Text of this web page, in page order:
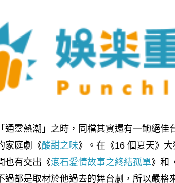
通靈熱潮」之時，同檔其實還有一齣絕佳
家庭劇《酸甜之味》。在《16 個夏天》
也有交出《滾石愛情故事之終結孤單》和
過都是取材於他過去的舞台劇，所以嚴格